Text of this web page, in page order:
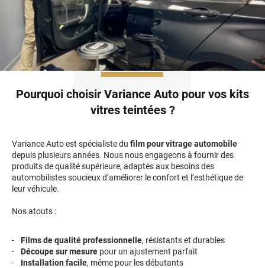
Pourquoi choisir Variance Auto pour vos kits
vitres teintées ?
Variance Auto est spécialiste du film pour vitrage automobile
depuis plusieurs années. Nous nous engageons à fournir des
produits de qualité supérieure, adaptés aux besoins des
automobilistes soucieux d’améliorer le confort et l’esthétique de
leur véhicule.
Nos atouts :
Films de qualité professionnelle, résistants et durables
Découpe sur mesure pour un ajustement parfait
Installation facile, même pour les débutants